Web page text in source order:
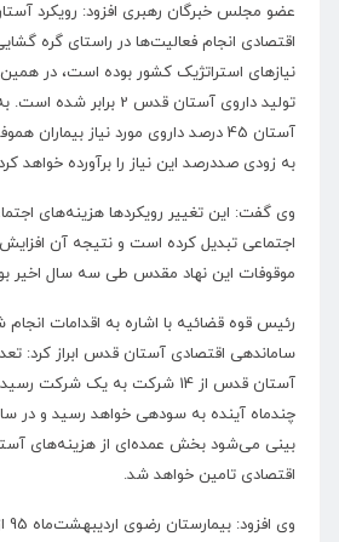
عضو مجلس خبرگان رهبری افزود: رویکرد
اقتصادی انجام فعالیت‌ها در راستای گره
نیازهای استراتژیک کشور بوده است، در
تولید داروی آستان قدس 2
آستان 45 درصد داروی مورد نیاز
به زودی صددرصد این نیاز را برآورده خواهد
وی گفت: این تغییر رویکردها هزینه‌های
اجتماعی تبدیل کرده است و نتیجه آن
موقوفات این نهاد مقدس طی سه سال اخیر
رئیس قوه قضائیه با اشاره به اقدامات
آستان قدس از 14 شرکت به یک
بینی می‌شود بخش عمده‌ای از هزینه‌های
اقتصادی تامین خواهد شد.